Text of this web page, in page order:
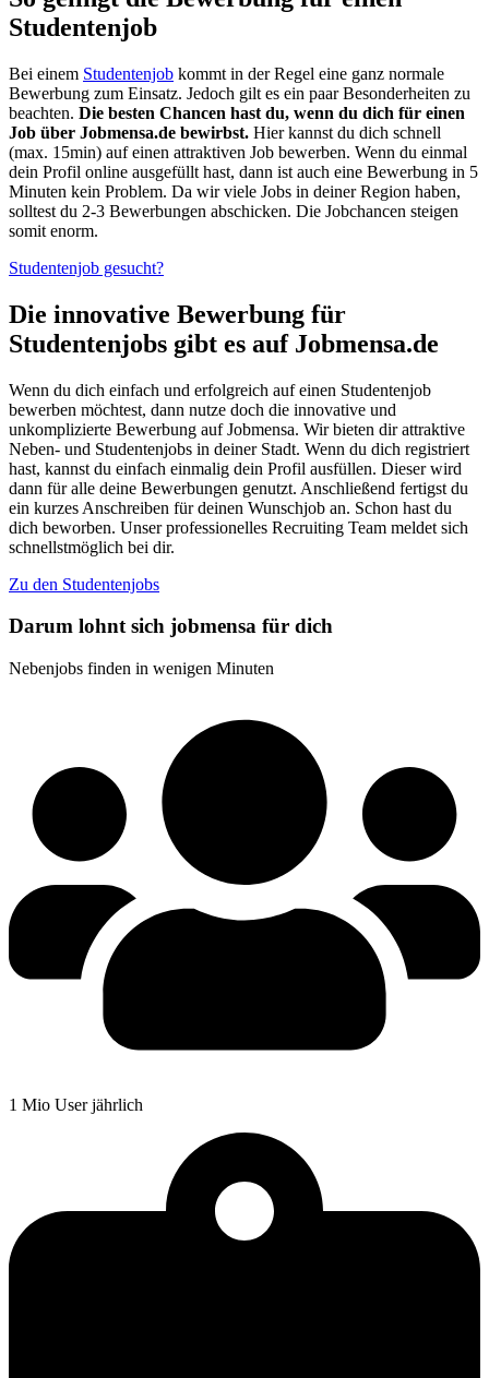
Studentenjob
Bei einem Studentenjob kommt in der Regel eine ganz normale
Bewerbung zum Einsatz. Jedoch gilt es ein paar Besonderheiten zu
beachten. Die besten Chancen hast du, wenn du dich für einen
Job über Jobmensa.de bewirbst. Hier kannst du dich schnell
(max. 15min) auf einen attraktiven Job bewerben. Wenn du einmal
dein Profil online ausgefüllt hast, dann ist auch eine Bewerbung in 5
Minuten kein Problem. Da wir viele Jobs in deiner Region haben,
solltest du 2-3 Bewerbungen abschicken. Die Jobchancen steigen
somit enorm.
Studentenjob gesucht?
Die innovative Bewerbung für
Studentenjobs gibt es auf Jobmensa.de
Wenn du dich einfach und erfolgreich auf einen Studentenjob
bewerben möchtest, dann nutze doch die innovative und
unkomplizierte Bewerbung auf Jobmensa. Wir bieten dir attraktive
Neben- und Studentenjobs in deiner Stadt. Wenn du dich registriert
hast, kannst du einfach einmalig dein Profil ausfüllen. Dieser wird
dann für alle deine Bewerbungen genutzt. Anschließend fertigst du
ein kurzes Anschreiben für deinen Wunschjob an. Schon hast du
dich beworben. Unser professionelles Recruiting Team meldet sich
schnellstmöglich bei dir.
Zu den Studentenjobs
Darum lohnt sich jobmensa für dich
Nebenjobs finden in wenigen Minuten
1 Mio User jährlich